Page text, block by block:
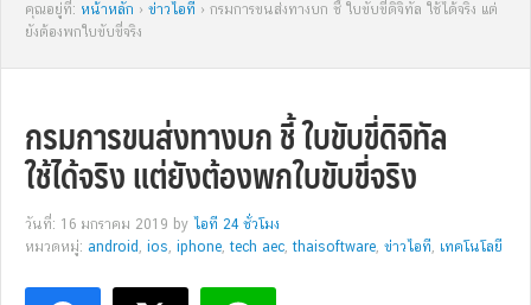
คุณอยู่ที่: หน้าหลัก › ข่าวไอที › กรมการขนส่งทางบก ชี้ ใบขับขี่ดิจิทัล ใช้ได้จริง แต่
ยังต้องพกใบขับขี่จริง
กรมการขนส่งทางบก ชี้ ใบขับขี่ดิจิทัล
ใช้ได้จริง แต่ยังต้องพกใบขับขี่จริง
วันที่: 16 มกราคม 2019 by ไอที 24 ชั่วโมง
หมวดหมู่: android , ios, iphone,tech aec,thaisoftware, ข่าวไอที, เทคโนโลยี